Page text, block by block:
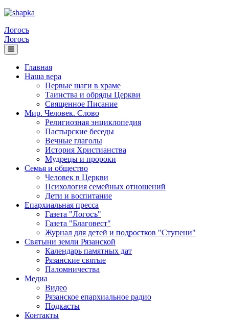
Логосъ
Логосъ
Главная
Наша вера
Первые шаги в храме
Таинства и обряды Церкви
Священное Писание
Мир. Человек. Слово
Религиозная энциклопедия
Пастырские беседы
Вечные глаголы
История Христианства
Мудрецы и пророки
Семья и общество
Человек в Церкви
Психология семейных отношений
Дети и воспитание
Епархиальная пресса
Газета "Логосъ"
Газета "Благовест"
Журнал для детей и подростков "Ступени"
Святыни земли Рязанской
Календарь памятных дат
Рязанские святые
Паломничества
Медиа
Видео
Рязанское епархиальное радио
Подкасты
Контакты